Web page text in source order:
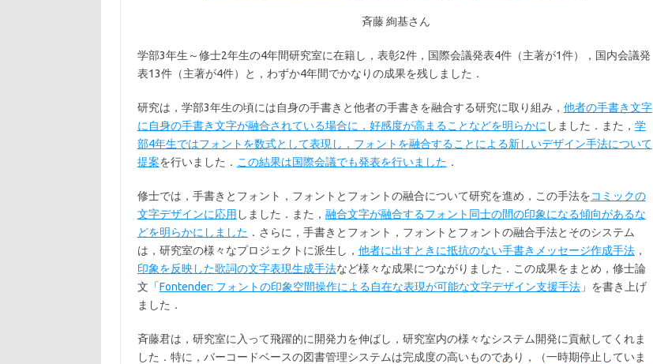
斉藤 絢基さん
学部3年生～修士2年生の4年間研究室に在籍し，表彰2件，国際会議発表4件（主著が1件），国内会議発
表13件（主著が4件）と，わずか4年間でかなりの成果を残しました．
研究は，学部3年生の頃には自身の手書きと他者の手書きを融合する研究に取り組み， 他者の手書き文字
に自身の手書き文字が融合されている場合に，好感度が高まることなどを明らかに しました．また， 学
部4年生ではフォントを数式として表現し，フォントを融合することによる新しいデザイン手法について
提案を行いました． この結果は国際会議でも発表を行いました ．
修士では，手書きとフォント，フォントとフォントの融合について研究を進め，この手法をコミックの
文字デザインに応用 しました．また， 融合文字が融合するフォント同士の間の印象になる傾向があるな
どを明らかにしました ．さらに，手書きとフォント，フォントとフォントの融合手法とそのシステム
は，研究室の様々なプロジェクトに派生し， 他者に出すときに抵抗のない手書きメッセージ作成手法，
印象を反映した歌詞の文字表現生成手法など様々な成果につながりました．この成果をまとめ，修士論
文「Fontender: フォントの印象空間操作による自在な表現が可能な文字デザイン支援手法」を書き上げ
ました．
斉藤君は，研究室に入って飛躍的に開発力を伸ばし，研究室内の様々なシステム開発に貢献してくれま
した．特に，バーコードベースの図書管理システムは完成度の高いものであり，（一時期停止していま